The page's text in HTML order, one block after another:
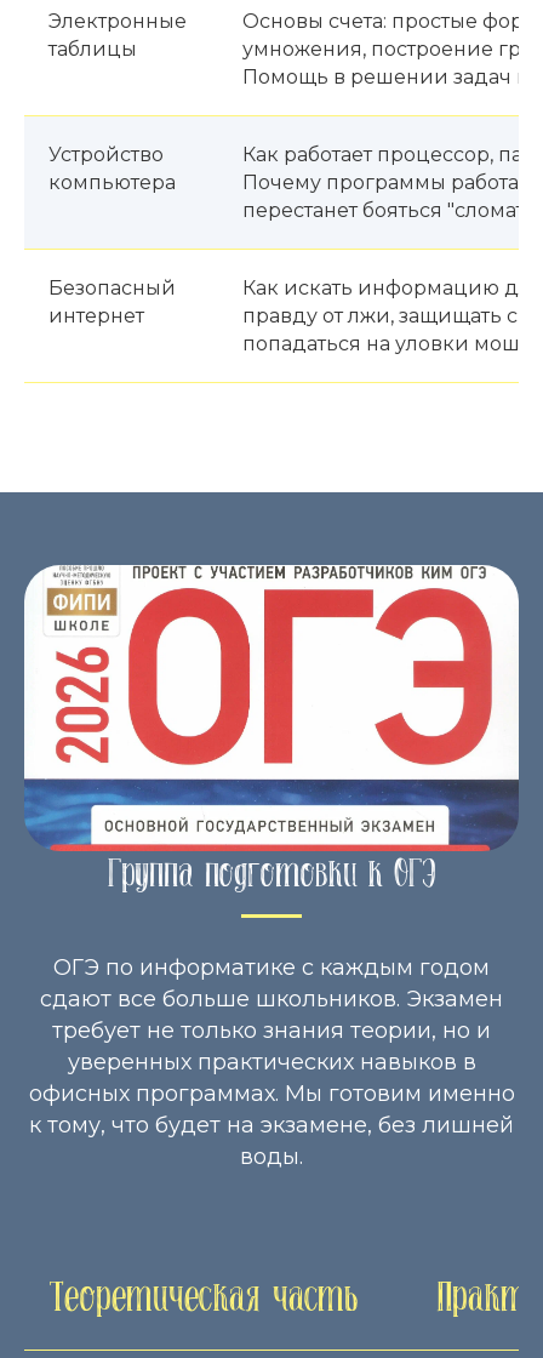
Электронные
таблицы
Основы счета: простые
умножения, построение
Помощь в решении задач по
Устройство
компьютера
Как работает процессор,
Почему программы
перестанет бояться
Безопасный
интернет
Как искать информацию для
правду от лжи, защищать
попадаться на уловки
Группа подготовки к ОГЭ
ОГЭ по информатике с каждым годом
сдают все больше школьников. Экзамен
требует не только знания теории, но и
уверенных практических навыков в
офисных программах. Мы готовим именно
к тому, что будет на экзамене, без лишней
воды.
Теоретическая часть